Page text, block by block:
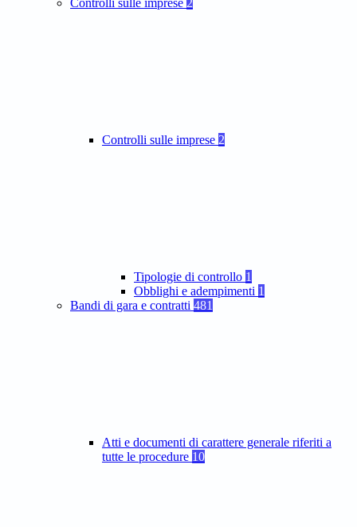
Controlli sulle imprese 2
Controlli sulle imprese 2
Tipologie di controllo 1
Obblighi e adempimenti 1
Bandi di gara e contratti 481
Atti e documenti di carattere generale riferiti a
tutte le procedure 10